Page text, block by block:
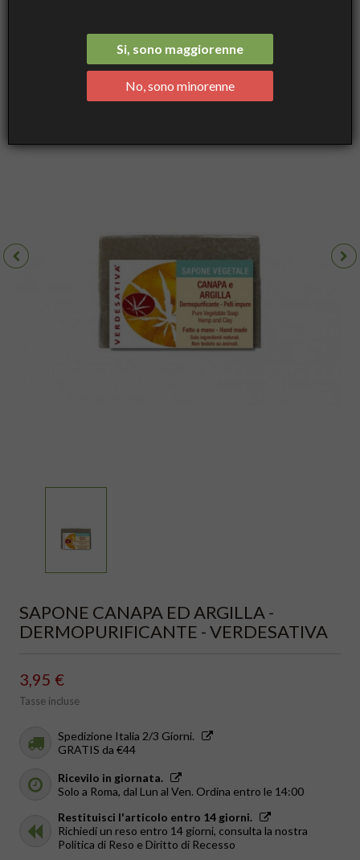
SAPONE CANAPA ED ARGILLA -
DERMOPURIFICANTE - VERDESATIVA
3,95 €
Tasse incluse
Spedizione Italia 2/3 Giorni.
GRATIS da €44
Ricevilo in giornata.
Solo a Roma, dal Lun al Ven. Ordina entro le 14:00
Restituisci l'articolo entro 14 giorni.
Richiedi un reso entro 14 giorni, consulta la nostra
Politica di Reso e Diritto di Recesso
Si, sono maggiorenne
No, sono minorenne